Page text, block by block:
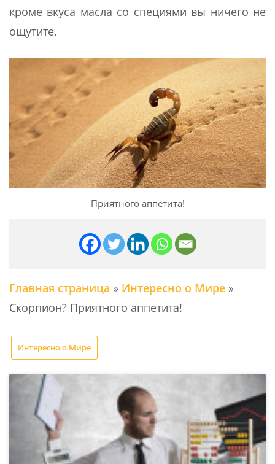
кроме вкуса масла со специями вы ничего не
ощутите.
Приятного аппетита!
Главная страница » Интересно о Мире »
Скорпион? Приятного аппетита!
Интересно о Мире